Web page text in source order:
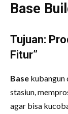
Base
Tujuan:
Fitur”
Base kubangun
stasiun,
agar bisa